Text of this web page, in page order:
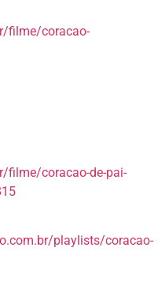
filme/coracao-
filme/coracao-de-pai-
playlists/coracao-